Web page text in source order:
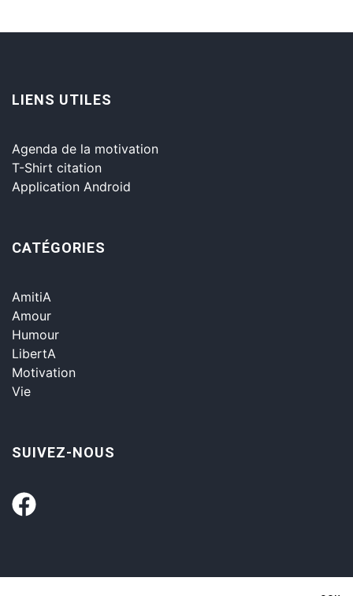
LIENS UTILES
Agenda de la motivation
T-Shirt citation
Application Android
CATÉGORIES
AmitiA
Amour
Humour
LibertA
Motivation
Vie
SUIVEZ-NOUS